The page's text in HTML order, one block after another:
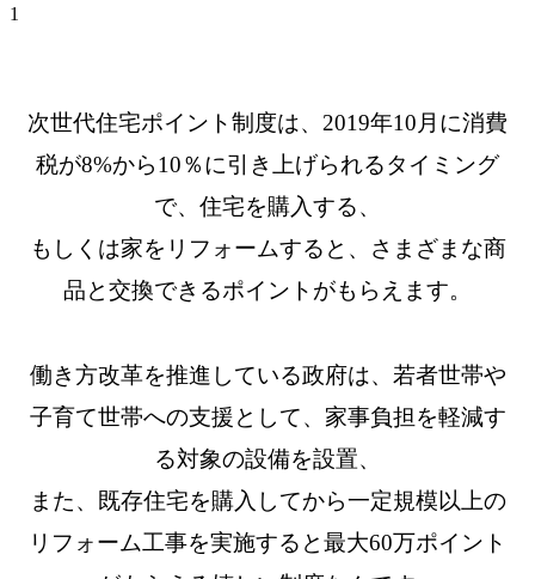
1
次世代住宅ポイント制度は、2019年10月に消費
税が8%から10％に引き上げられるタイミング
で、住宅を購入する、
もしくは家をリフォームすると、さまざまな商
品と交換できるポイントがもらえます。
働き方改革を推進している政府は、若者世帯や
子育て世帯への支援として、家事負担を軽減す
る対象の設備を設置、
また、既存住宅を購入してから一定規模以上の
リフォーム工事を実施すると最大60万ポイント